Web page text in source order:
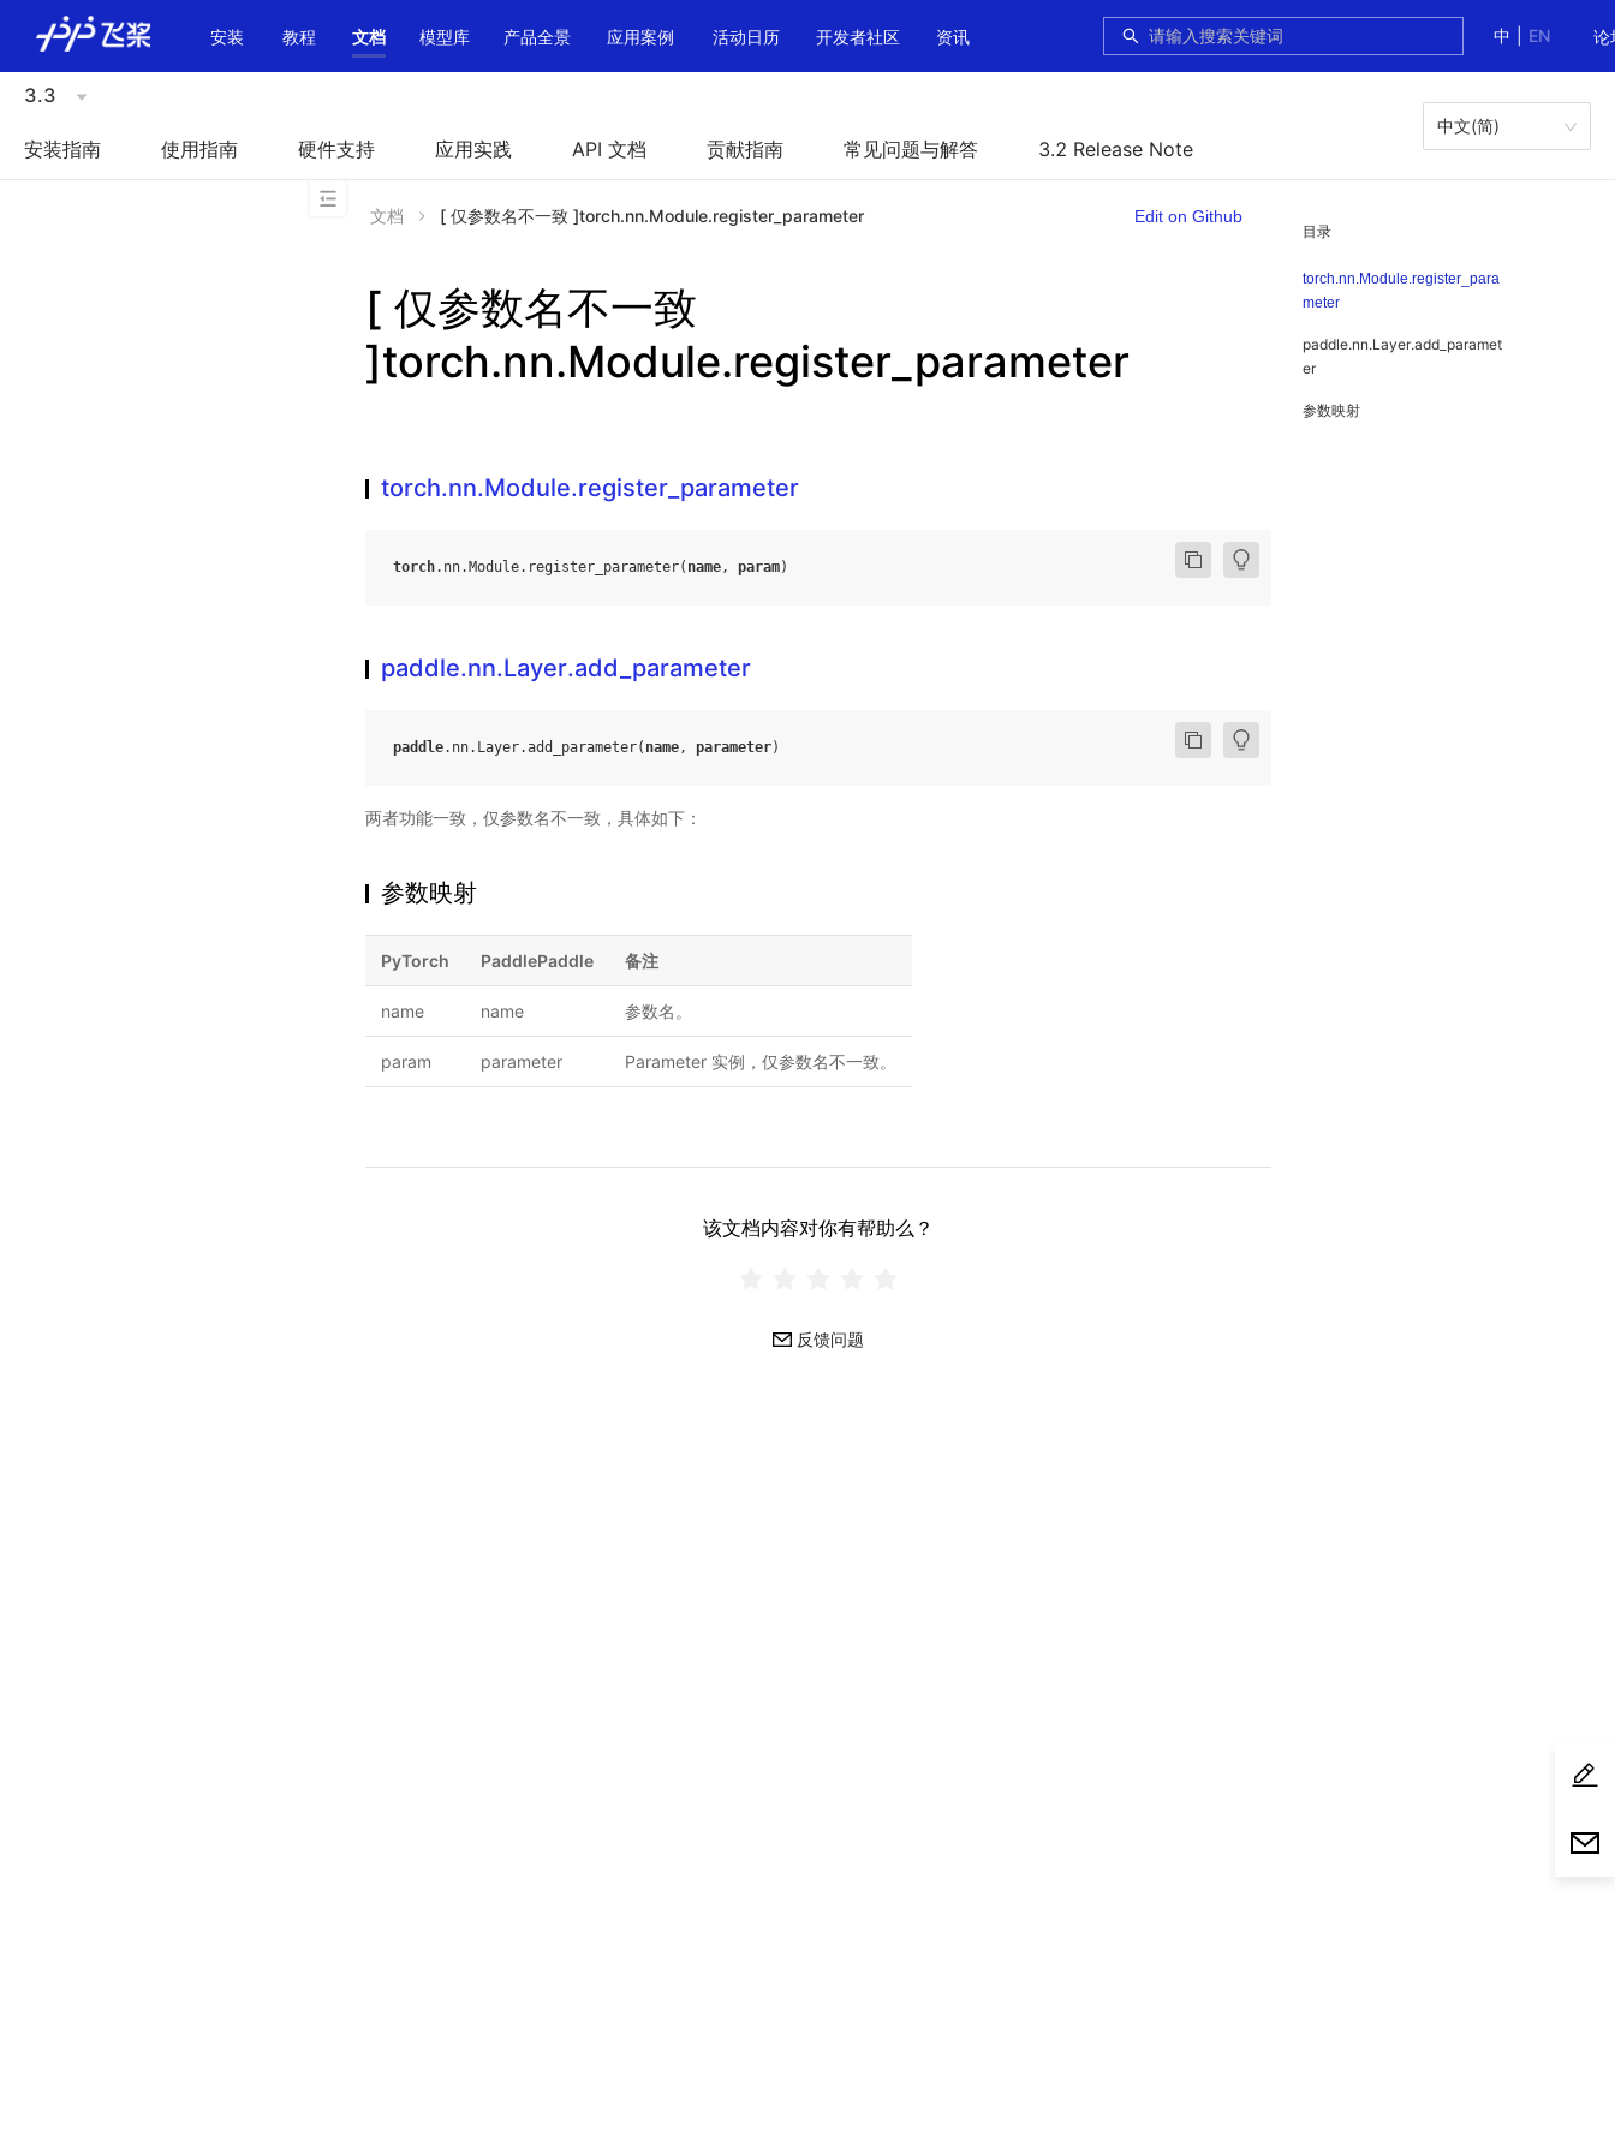
中
EN 论
安装 教程 文档 模型库 产品全景 应用案例 活动日历 开发者社区 资讯
3.3
安装指南 使用指南 硬件支持 应用实践 API 文档 贡献指南 常见问题与解答 3.2 Release Note
中文(简)
目录
torch.nn.Module.register_para
meter
paddle.nn.Layer.add_paramet
er
参数映射
文档 [ 仅参数名不一致 ]torch.nn.Module.register_parameter Edit on Github
[ 仅参数名不一致
]torch.nn.Module.register_parameter
torch.nn.Module.register_parameter
torch. nn. Module. register_parameter( name, param)
paddle.nn.Layer.add_parameter
paddle. nn. Layer.add_parameter( name, parameter)
两者功能一致，仅参数名不一致，具体如下：
参数映射
PyTorch PaddlePaddle 备注
name name 参数名。
param parameter Parameter 实例，仅参数名不一致。
该文档内容对你有帮助么？
反馈问题